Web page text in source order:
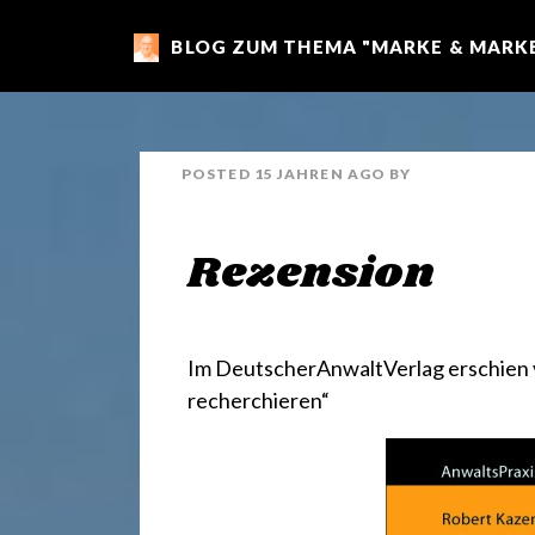
m
a
BLOG ZUM THEMA "MARKE &
POSTED 15 JAHREN AGO BY
Rezension
Im DeutscherAnwaltVerlag erschien
recherchieren“